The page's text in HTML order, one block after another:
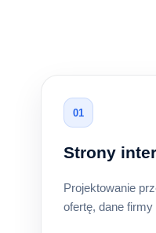
01
Strony
Projektowanie
ofertę, dane